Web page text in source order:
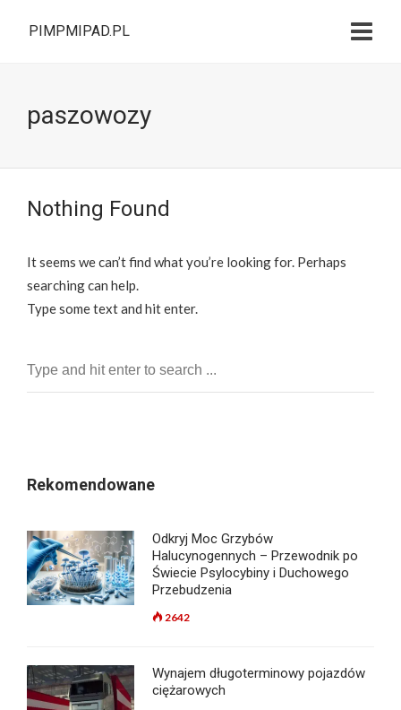
PIMPMIPAD.PL
paszowozy
Nothing Found
It seems we can’t find what you’re looking for. Perhaps
searching can help.
Type some text and hit enter.
Rekomendowane
Odkryj Moc Grzybów
Halucynogennych – Przewodnik po
Świecie Psylocybiny i Duchowego
Przebudzenia
2642
Wynajem długoterminowy pojazdów
ciężarowych